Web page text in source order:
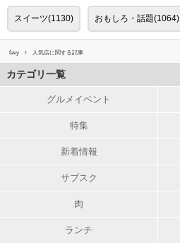
スイーツ(1130) おもしろ・話題(1064)
favy 人気店に関する記事
カテゴリ一覧
グルメイベント
特集
新着情報
サブスク
肉
ランチ